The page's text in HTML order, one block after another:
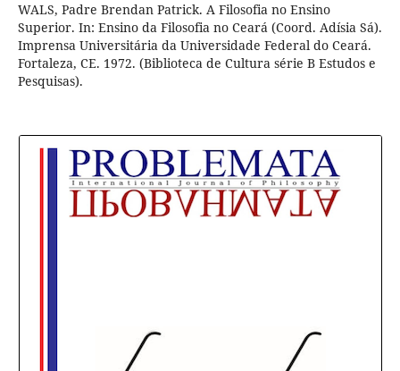
WALS, Padre Brendan Patrick. A Filosofia no Ensino
Superior. In: Ensino da Filosofia no Ceará (Coord. Adísia Sá).
Imprensa Universitária da Universidade Federal do Ceará.
Fortaleza, CE. 1972. (Biblioteca de Cultura série B Estudos e
Pesquisas).